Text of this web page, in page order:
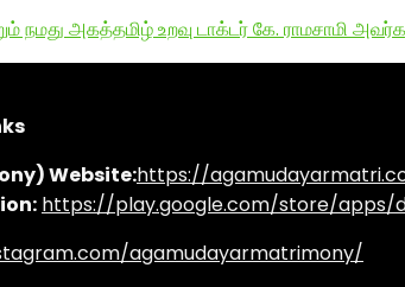
நமது அகத்தமிழ் உறவு டாக்டர் கே. ராமசாமி
Website:https://
https://play.google.com/store/apps/
agamudayarmatrimony/